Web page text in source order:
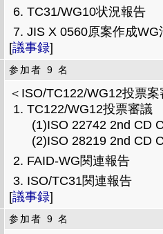
TC31/WG10状況報告
JIS X 0560原案作成WG
[議事録]
参加者 9 名
＜ISO/TC122/WG12投票
TC122/WG12投票審議
(1)ISO 22742 2nd CD
(2)ISO 28219 2nd CD
FAID-WG関連報告
ISO/TC31関連報告
[議事録]
参加者 9 名